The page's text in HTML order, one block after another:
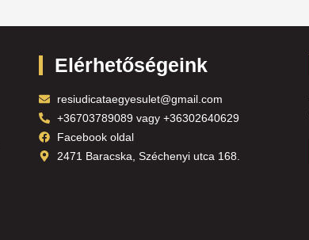
Elérhetőségeink
resiudicataegyesulet@gmail.com
+36703789089 vagy +36302640629
Facebook oldal
2471 Baracska, Széchenyi utca 168.